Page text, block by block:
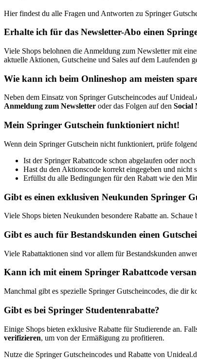
Hier findest du alle Fragen und Antworten zu Springer
Erhalte ich für das Newsletter-Abo einen
Viele Shops belohnen die Anmeldung zum Newsletter mit
aktuelle Aktionen, Gutscheine und Sales auf dem Laufenden
Wie kann ich beim Onlineshop am meisten
Neben dem Einsatz von Springer Gutscheincodes auf
Anmeldung zum Newsletter oder das Folgen auf den Social
Mein Springer Gutschein funktioniert nicht!
Wenn dein Springer Gutschein nicht funktioniert, prüfe
Ist der Springer Rabattcode schon abgelaufen oder
Hast du den Aktionscode korrekt eingegeben und nicht
Erfüllst du alle Bedingungen für den Rabatt wie den
Gibt es einen exklusiven Neukunden Springer
Viele Shops bieten Neukunden besondere Rabatte an.
Gibt es auch für Bestandskunden einen
Viele Rabattaktionen sind vor allem für Bestandskunden
Kann ich mit einem Springer Rabattcode
Manchmal gibt es spezielle Springer Gutscheincodes, die dir
Gibt es bei Springer Studentenrabatte?
Einige Shops bieten exklusive Rabatte für Studierende an.
verifizieren, um von der Ermäßigung zu profitieren.
Nutze die Springer Gutscheincodes und Rabatte von